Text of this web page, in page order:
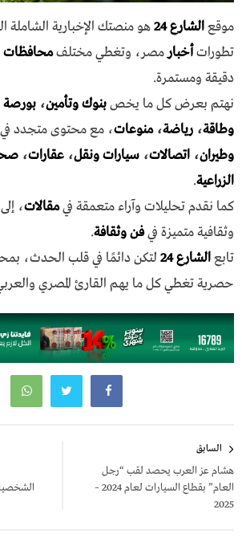
موقعالشارع 24
هو منصتك الإخبارية
تطوراتأخبارمصر، وتغطي مختلفمحافظات
دقيقة ومستمرة.
نهتم بعرض كل ما يخصبنوك وتأمين،
وطاقة، رياضة،منوعات، مع محتوى متجدد
وطيران، اتصالات، سيارات ونقل، عقارات،
الزراعية.
كما نقدم تحليلات وآراء متعمقة فيمقالات،
وثقافية متميزة فيفن وثقافة.
تابعالشارع 24
لتكن دائمًا في قلب الحدث،
حصرية تغطي كل ما يهم القارئ المصري
المقالات
السابق
هشام عز العرب يحصد لقب “رجل
العام” بقطاع السيارات لعام 2024 –
2025